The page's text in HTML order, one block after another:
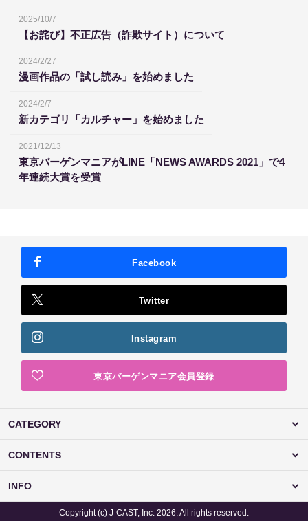
2025/10/7
【お詫び】不正広告（詐欺サイト）について
2024/2/27
漫画作品の「試し読み」を始めました
2024/2/7
新カテゴリ「カルチャー」を始めました
2021/12/13
東京バーゲンマニアがLINE「NEWS AWARDS 2021」で4
年連続大賞を受賞
Facebook
Twitter
Instagram
東京バーゲンマニア会員登録
CATEGORY
CONTENTS
INFO
Copyright (c) J-CAST, Inc. 2026. All rights reserved.